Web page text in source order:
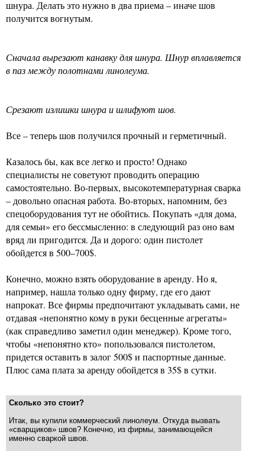
шнура. Делать это нужно в два приема – иначе шов
получится вогнутым.
Сначала вырезают канавку для шнура. Шнур вплавляется
в паз между полотнами линолеума.
Срезают излишки шнура и шлифуют шов.
Все – теперь шов получился прочный и герметичный.
Казалось бы, как все легко и просто! Однако
специалисты не советуют проводить операцию
самостоятельно. Во-первых, высокотемпературная сварка
– довольно опасная работа. Во-вторых, напомним, без
спецоборудования тут не обойтись. Покупать «для дома,
для семьи» его бессмысленно: в следующий раз оно вам
вряд ли пригодится. Да и дорого: один пистолет
обойдется в 500–700$.
Конечно, можно взять оборудование в аренду. Но я,
например, нашла только одну фирму, где его дают
напрокат. Все фирмы предпочитают укладывать сами, не
отдавая «непонятно кому в руки бесценные агрегаты»
(как справедливо заметил один менеджер). Кроме того,
чтобы «непонятно кто» попользовался пистолетом,
придется оставить в залог 500$ и паспортные данные.
Плюс сама плата за аренду обойдется в 35$ в сутки.
Сколько это стоит?
Итак, вы купили коммерческий линолеум. Откуда вызвать
«сварщиков» швов? Конечно, из фирмы, занимающейся
именно сваркой швов.